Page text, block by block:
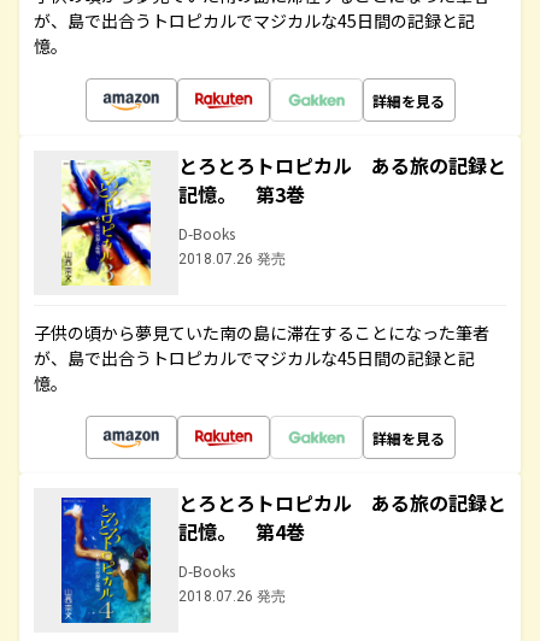
が、島で出合うトロピカルでマジカルな45日間の記録と記
憶。
詳細を見る
とろとろトロピカル ある旅の記録と
記憶。 第3巻
D-Books
2018.07.26 発売
子供の頃から夢見ていた南の島に滞在することになった筆者
が、島で出合うトロピカルでマジカルな45日間の記録と記
憶。
詳細を見る
とろとろトロピカル ある旅の記録と
記憶。 第4巻
D-Books
2018.07.26 発売